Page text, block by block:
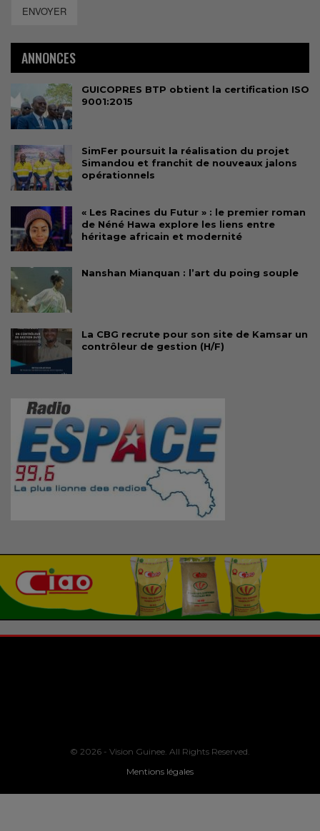
ENVOYER
ANNONCES
GUICOPRES BTP obtient la certification ISO
9001:2015
SimFer poursuit la réalisation du projet
Simandou et franchit de nouveaux jalons
opérationnels
« Les Racines du Futur » : le premier roman
de Néné Hawa explore les liens entre
héritage africain et modernité
Nanshan Mianquan : l’art du poing souple
La CBG recrute pour son site de Kamsar un
contrôleur de gestion (H/F)
© 2026 - Vision Guinee. All Rights Reserved.
Mentions légales